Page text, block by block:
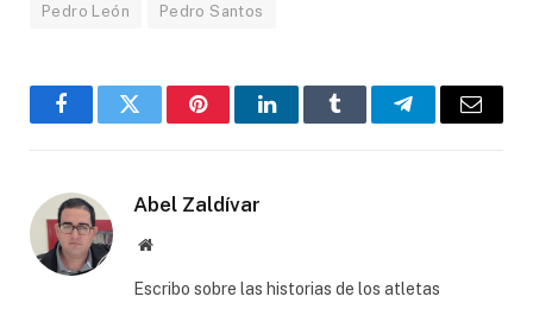
Pedro León Pedro Santos
FacebookTwitter PinterestLinkedInTumblr TelegramEmail
Abel Zaldívar
Website
Escribo sobre las historias de los atletas